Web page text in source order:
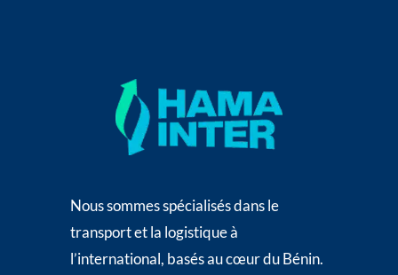
Nous sommes spécialisés dans le
transport et la logistique à
l’international, basés au cœur du Bénin.